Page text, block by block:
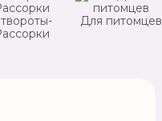
Для питомцев